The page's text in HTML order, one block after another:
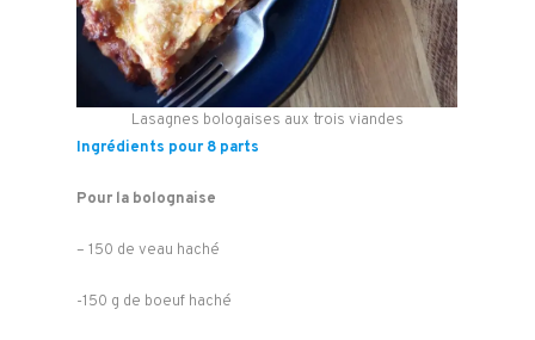
Lasagnes bologaises aux trois viandes
Ingrédients pour 8 parts
Pour la bolognaise
– 150 de veau haché
-150 g de boeuf haché